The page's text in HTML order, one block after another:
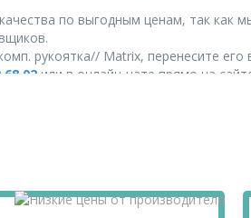
по выгодным ценам, так как
рукоятка// Matrix, перенесите его
68 02 или в онлайн-чате прямо на